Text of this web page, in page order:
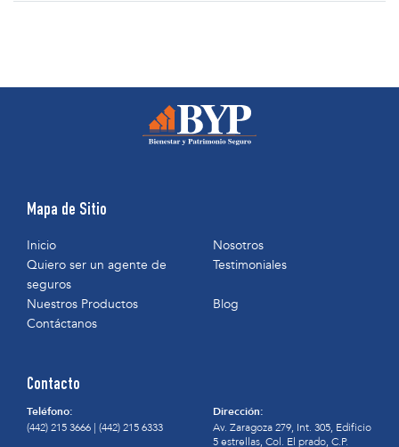
Mapa de Sitio
Inicio
Nosotros
Quiero ser un agente de
seguros
Testimoniales
Nuestros Productos
Blog
Contáctanos
Contacto
Teléfono:
(442) 215 3666 | (442) 215 6333
Dirección:
Av. Zaragoza 279, Int. 305, Edificio
5 estrellas, Col. El prado, C.P.